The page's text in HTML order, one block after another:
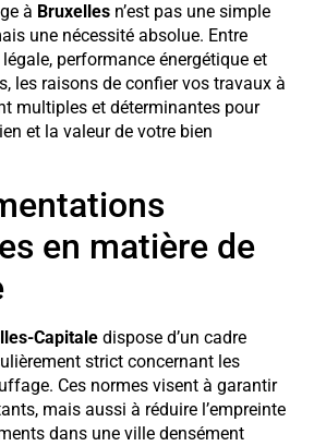
à Bruxelles n’est pas une simple
une nécessité absolue. Entre
performance énergétique et
les raisons de confier vos travaux à
multiples et déterminantes pour
et la valeur de votre bien
en matière de
Capitale dispose d’un cadre
strict concernant les
Ces normes visent à garantir
mais aussi à réduire l’empreinte
dans une ville densément